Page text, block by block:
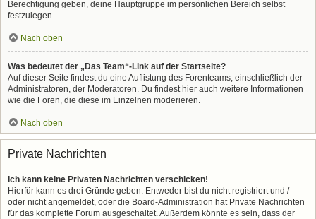
Berechtigung geben, deine Hauptgruppe im persönlichen Bereich selbst
festzulegen.
Nach oben
Was bedeutet der „Das Team“-Link auf der Startseite?
Auf dieser Seite findest du eine Auflistung des Forenteams, einschließlich der
Administratoren, der Moderatoren. Du findest hier auch weitere Informationen
wie die Foren, die diese im Einzelnen moderieren.
Nach oben
Private Nachrichten
Ich kann keine Privaten Nachrichten verschicken!
Hierfür kann es drei Gründe geben: Entweder bist du nicht registriert und /
oder nicht angemeldet, oder die Board-Administration hat Private Nachrichten
für das komplette Forum ausgeschaltet. Außerdem könnte es sein, dass der